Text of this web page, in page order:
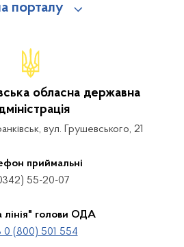
порталу
обласна державна
вул. Грушевського, 21
приймальні
55-20-07
лінія" голови ОДА
0 (800) 501 554